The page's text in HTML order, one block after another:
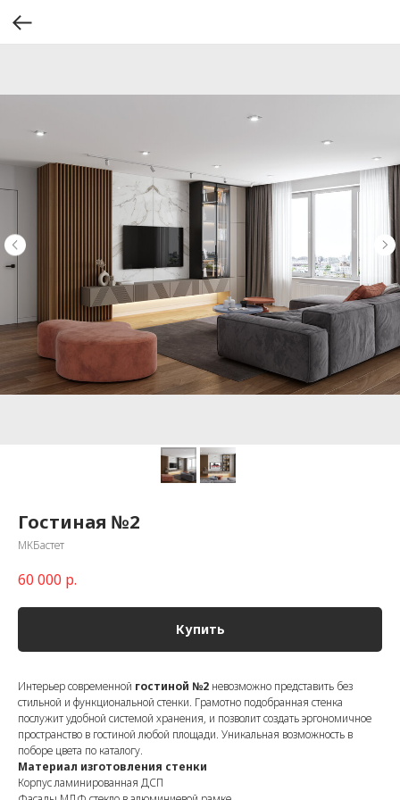
Гостиная №2
МКБастет
60 000 р.
Купить
Интерьер современной гостиной №2 невозможно представить без
стильной и функциональной стенки. Грамотно подобранная стенка
послужит удобной системой хранения, и позволит создать эргономичное
пространство в гостиной любой площади. Уникальная возможность в
поборе цвета по каталогу.
Материал изготовления стенки
Корпус ламинированная ДСП